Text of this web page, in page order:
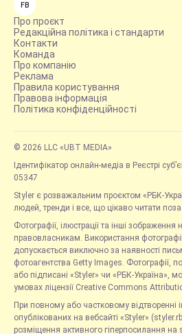
FB
Про проєкт
Редакційна політика і стандарти
Контакти
Команда
Про компанію
Реклама
Правила користування
Правова інформація
Політика конфіденційності
© 2026 LLC «UBT MEDIA»
Ідентифікатор онлайн-медіа в Реєстрі
05347
Styler є розважальним проєктом «РБК-
людей, тренди і все, що цікаво читати
Фотографії, ілюстрації та інші зображення
правовласникам. Використання
допускається виключно за наявності
фотоагентства Getty Images. Фотографії,
або підписані «Styler» чи «РБК-Україна»,
умовах ліцензії Creative Commons
При повному або частковому відтворенні
опублікованих на вебсайті «Styler»
розміщення активного гіперпосилання на